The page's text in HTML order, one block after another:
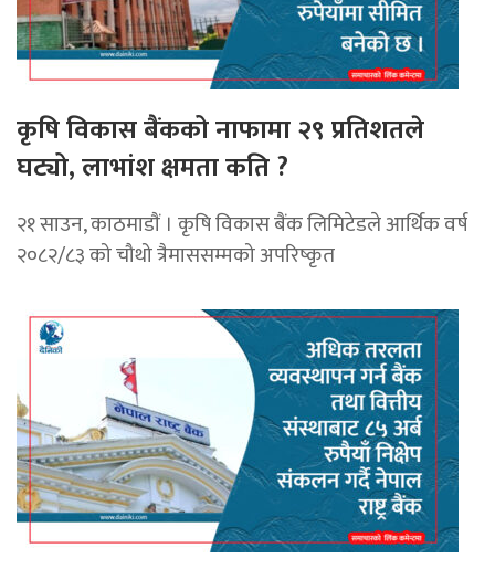
कृषि विकास बैंकको नाफामा २९ प्रतिशतले
घट्यो, लाभांश क्षमता कति ?
२१ साउन, काठमाडाैं । कृषि विकास बैंक लिमिटेडले आर्थिक वर्ष
२०८२/८३ को चौथो त्रैमाससम्मको अपरिष्कृत